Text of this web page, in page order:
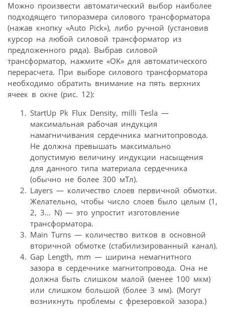
Можно произвести автоматический выбор наиболее
подходящего типоразмера силового трансформатора
(нажав кнопку «Auto Pick»), либо ручной (установив
курсор на любой силовой трансформатор из
предложенного ряда). Выбрав силовой
трансформатор, нажмите «OK» для автоматического
перерасчета. При выборе силового трансформатора
необходимо обратить внимание на пять верхних
ячеек в окне (рис. 12):
StartUp Pk Flux Density, milli Tesla —
максимальная рабочая индукция
намагничивания сердечника магнитопровода.
Не должна превышать максимально
допустимую величину индукции насыщения
для данного типа материала сердечника
(обычно не более 300 мТл).
Layers — количество слоев первичной обмотки.
Желательно, чтобы число слоев было целым (1,
2, 3… N) — это упростит изготовление
трансформатора.
Main Turns — количество витков в основной
вторичной обмотке (стабилизированный канал).
Gap Length, mm — ширина немагнитного
зазора в сердечнике магнитопровода. Она не
должна быть слишком малой (менее 100 мкм)
или слишком большой (более 3 мм). (Могут
возникнуть проблемы с фрезеровкой зазора.)